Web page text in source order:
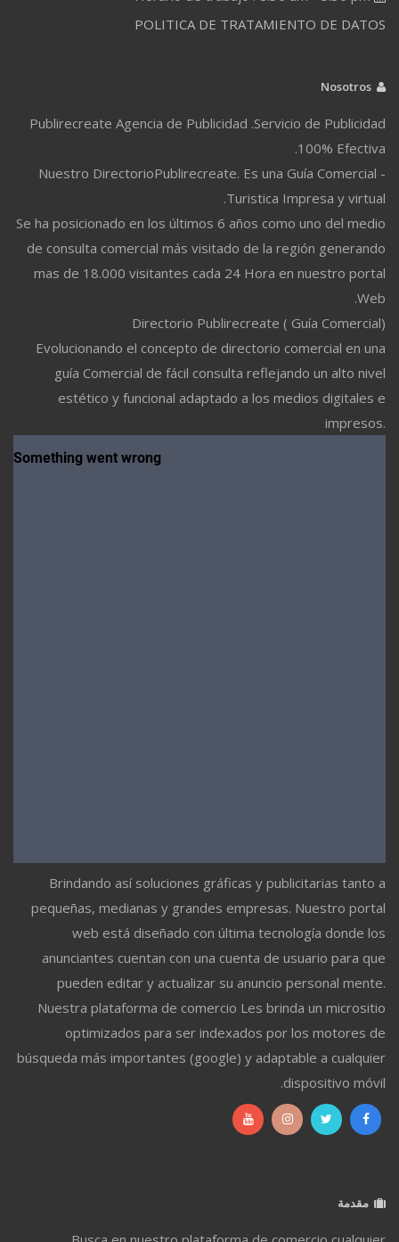
POLITICA DE TRATAMIENTO DE DATOS
Publirecreate Agencia de Publicidad .Servicio de Publicidad
100% Efectiva.
Nuestro DirectorioPublirecreate. Es una Guía Comercial -
Turistica Impresa y virtual.
Se ha posicionado en los últimos 6 años como uno del medio
de consulta comercial más visitado de la región generando
mas de 18.000 visitantes cada 24 Hora en nuestro portal
Web.
Directorio Publirecreate ( Guía Comercial)
Evolucionando el concepto de directorio comercial en una
guía Comercial de fácil consulta reflejando un alto nivel
estético y funcional adaptado a los medios digitales e
impresos.
Brindando así soluciones gráficas y publicitarias tanto a
pequeñas, medianas y grandes empresas. Nuestro portal
web está diseñado con última tecnología donde los
anunciantes cuentan con una cuenta de usuario para que
pueden editar y actualizar su anuncio personal mente.
Nuestra plataforma de comercio Les brinda un micrositio
optimizados para ser indexados por los motores de
búsqueda más importantes (google) y adaptable a cualquier
dispositivo móvil.
مقدمة